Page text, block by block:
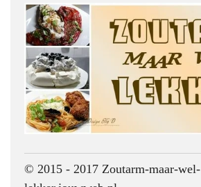
© 2015 - 2017 Zoutarm-maar-wel-